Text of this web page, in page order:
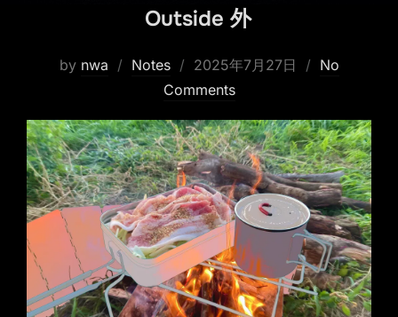
Outside 外
by nwa Notes
Posted
on
2025年7月27日
No
Comments